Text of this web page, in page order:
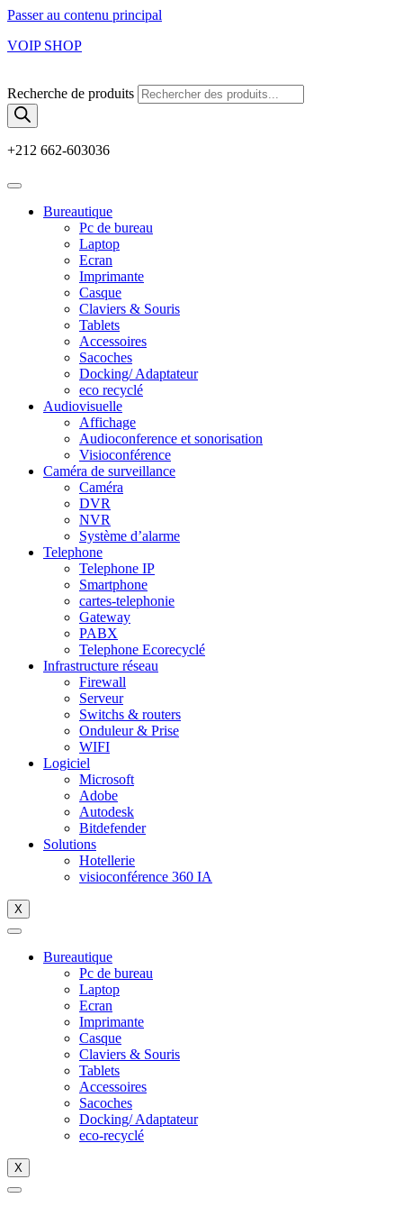
Passer au contenu principal
VOIP SHOP
Recherche de produits
+212 662-603036
Bureautique
Pc de bureau
Laptop
Ecran
Imprimante
Casque
Claviers & Souris
Tablets
Accessoires
Sacoches
Docking/ Adaptateur
eco recyclé
Audiovisuelle
Affichage
Audioconference et sonorisation
Visioconférence
Caméra de surveillance
Caméra
DVR
NVR
Système d’alarme
Telephone
Telephone IP
Smartphone
cartes-telephonie
Gateway
PABX
Telephone Ecorecyclé
Infrastructure réseau
Firewall
Serveur
Switchs & routers
Onduleur & Prise
WIFI
Logiciel
Microsoft
Adobe
Autodesk
Bitdefender
Solutions
Hotellerie
visioconférence 360 IA
X
Bureautique
Pc de bureau
Laptop
Ecran
Imprimante
Casque
Claviers & Souris
Tablets
Accessoires
Sacoches
Docking/ Adaptateur
eco-recyclé
X